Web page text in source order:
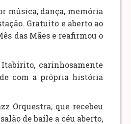
música, dança, memória
Gratuito e aberto ao
das Mães e reafirmou o
carinhosamente
com a própria história
Orquestra, que recebeu
de baile a céu aberto,